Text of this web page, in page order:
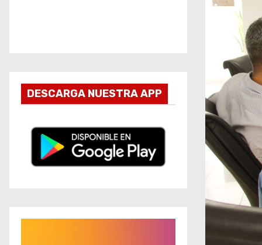
DESCARGA NUESTRA APP